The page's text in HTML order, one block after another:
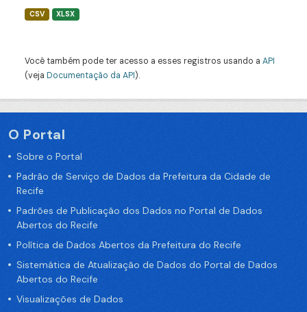
CSV XLSX
Você também pode ter acesso a esses registros usando a API
(veja Documentação da API).
O Portal
Sobre o Portal
Padrão de Serviço de Dados da Prefeitura da Cidade de
Recife
Padrões de Publicação dos Dados no Portal de Dados
Abertos do Recife
Política de Dados Abertos da Prefeitura do Recife
Sistemática de Atualização de Dados do Portal de Dados
Abertos do Recife
Visualizações de Dados